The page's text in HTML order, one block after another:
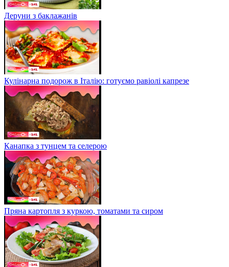
Деруни з баклажанів
Кулінарна подорож в Італію: готуємо равіолі капрезе
Канапка з тунцем та селерою
Пряна картопля з куркою, томатами та сиром